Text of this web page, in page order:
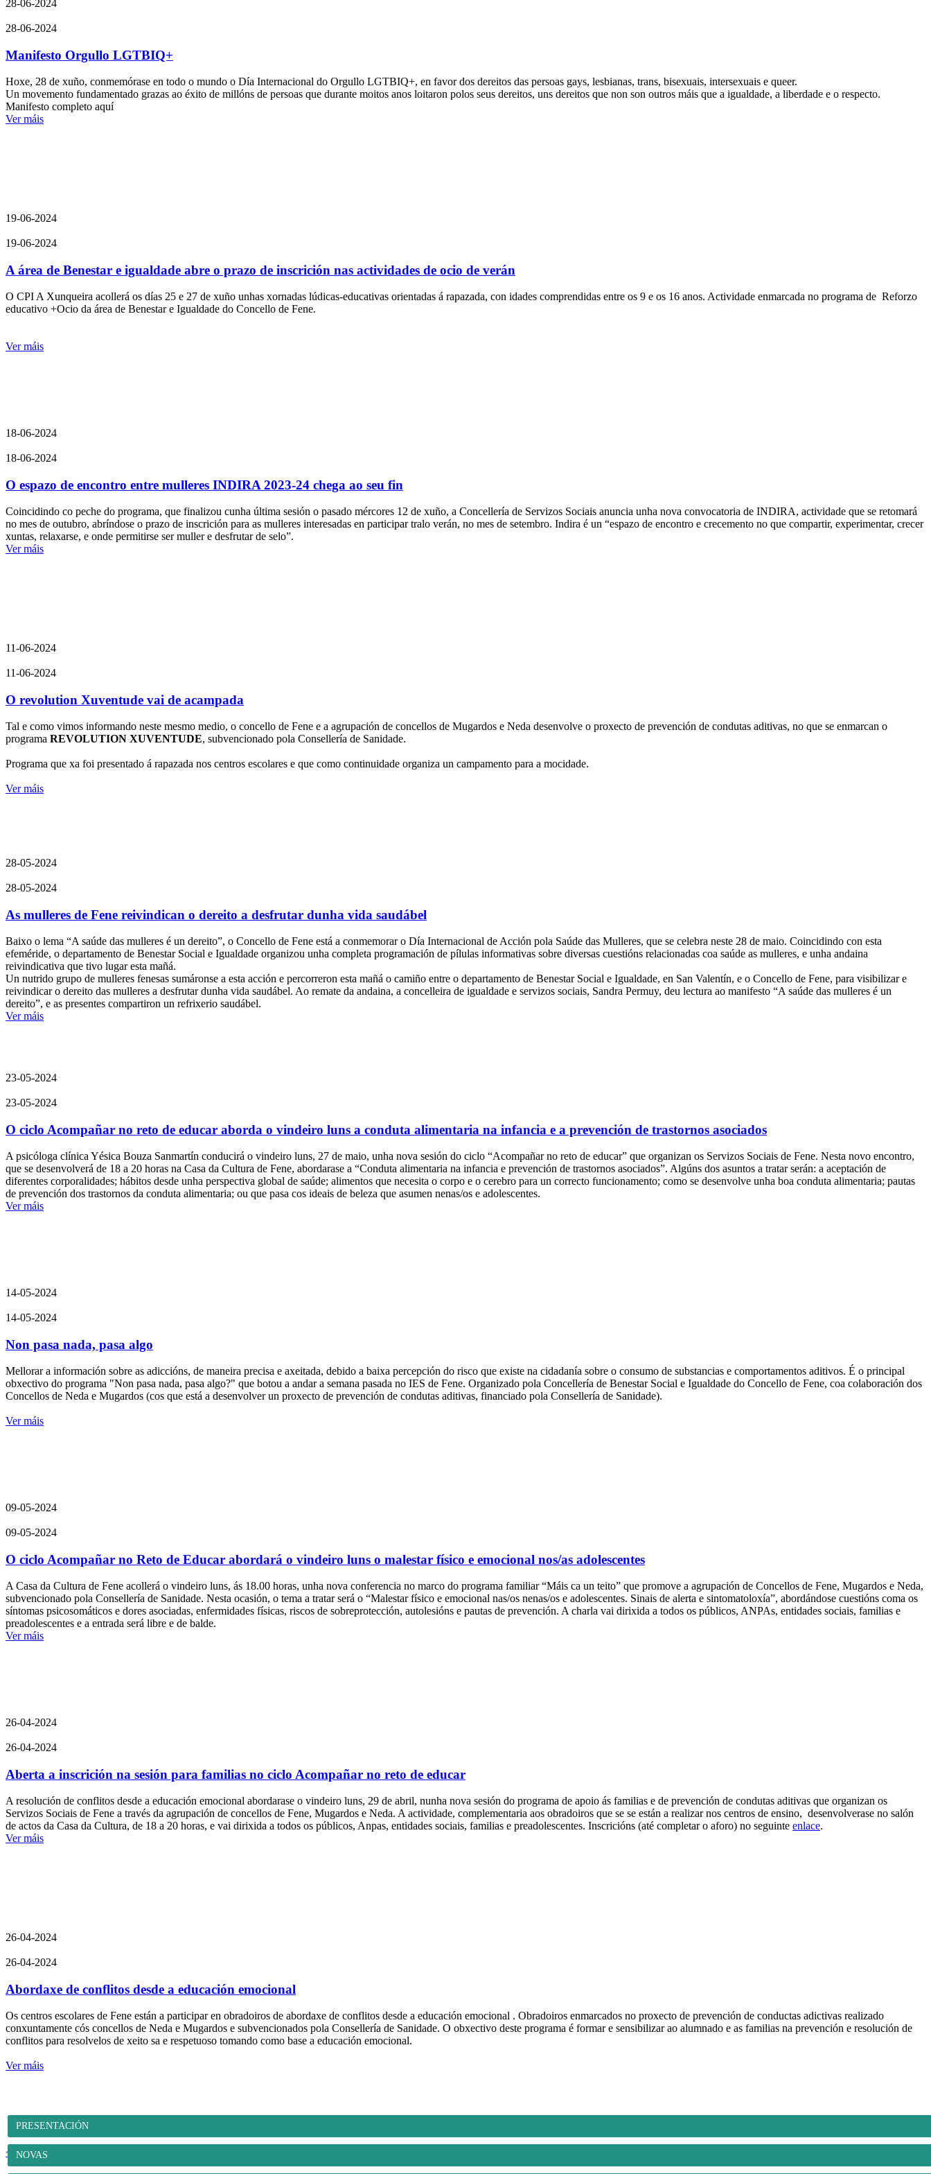
28-06-2024
28-06-2024
Manifesto Orgullo LGTBIQ+
Hoxe, 28 de xuño, conmemórase en todo o mundo o Día Internacional do Orgullo LGTBIQ+, en favor dos dereitos das persoas gays, lesbianas, trans, bisexuais, intersexuais e queer.
Un movemento fundamentado grazas ao éxito de millóns de persoas que durante moitos anos loitaron polos seus dereitos, uns dereitos que non son outros máis que a igualdade, a liberdade e o respecto.
Manifesto completo aquí
Ver máis
19-06-2024
19-06-2024
A área de Benestar e igualdade abre o prazo de inscrición nas actividades de ocio de verán
O CPI A Xunqueira acollerá os días 25 e 27 de xuño unhas xornadas lúdicas-educativas orientadas á rapazada, con idades comprendidas entre os 9 e os 16 anos. Actividade enmarcada no programa de Reforzo
educativo +Ocio da área de Benestar e Igualdade do Concello de Fene.
Ver máis
18-06-2024
18-06-2024
O espazo de encontro entre mulleres INDIRA 2023-24 chega ao seu fin
Coincidindo co peche do programa, que finalizou cunha última sesión o pasado mércores 12 de xuño, a Concellería de Servizos Sociais anuncia unha nova convocatoria de INDIRA, actividade que se retomará
no mes de outubro, abríndose o prazo de inscrición para as mulleres interesadas en participar tralo verán, no mes de setembro. Indira é un “espazo de encontro e crecemento no que compartir, experimentar, crecer
xuntas, relaxarse, e onde permitirse ser muller e desfrutar de selo”.
Ver máis
11-06-2024
11-06-2024
O revolution Xuventude vai de acampada
Tal e como vimos informando neste mesmo medio, o concello de Fene e a agrupación de concellos de Mugardos e Neda desenvolve o proxecto de prevención de condutas aditivas, no que se enmarcan o
programa REVOLUTION XUVENTUDE, subvencionado pola Consellería de Sanidade.
Programa que xa foi presentado á rapazada nos centros escolares e que como continuidade organiza un campamento para a mocidade.
Ver máis
28-05-2024
28-05-2024
As mulleres de Fene reivindican o dereito a desfrutar dunha vida saudábel
Baixo o lema “A saúde das mulleres é un dereito”, o Concello de Fene está a conmemorar o Día Internacional de Acción pola Saúde das Mulleres, que se celebra neste 28 de maio. Coincidindo con esta
efeméride, o departamento de Benestar Social e Igualdade organizou unha completa programación de pílulas informativas sobre diversas cuestións relacionadas coa saúde as mulleres, e unha andaina
reivindicativa que tivo lugar esta mañá.
Un nutrido grupo de mulleres fenesas sumáronse a esta acción e percorreron esta mañá o camiño entre o departamento de Benestar Social e Igualdade, en San Valentín, e o Concello de Fene, para visibilizar e
reivindicar o dereito das mulleres a desfrutar dunha vida saudábel. Ao remate da andaina, a concelleira de igualdade e servizos sociais, Sandra Permuy, deu lectura ao manifesto “A saúde das mulleres é un
dereito”, e as presentes compartiron un refrixerio saudábel.
Ver máis
23-05-2024
23-05-2024
O ciclo Acompañar no reto de educar aborda o vindeiro luns a conduta alimentaria na infancia e a prevención de trastornos asociados
A psicóloga clínica Yésica Bouza Sanmartín conducirá o vindeiro luns, 27 de maio, unha nova sesión do ciclo “Acompañar no reto de educar” que organizan os Servizos Sociais de Fene. Nesta novo encontro,
que se desenvolverá de 18 a 20 horas na Casa da Cultura de Fene, abordarase a “Conduta alimentaria na infancia e prevención de trastornos asociados”. Algúns dos asuntos a tratar serán: a aceptación de
diferentes corporalidades; hábitos desde unha perspectiva global de saúde; alimentos que necesita o corpo e o cerebro para un correcto funcionamento; como se desenvolve unha boa conduta alimentaria; pautas
de prevención dos trastornos da conduta alimentaria; ou que pasa cos ideais de beleza que asumen nenas/os e adolescentes.
Ver máis
14-05-2024
14-05-2024
Non pasa nada, pasa algo
Mellorar a información sobre as adiccións, de maneira precisa e axeitada, debido a baixa percepción do risco que existe na cidadanía sobre o consumo de substancias e comportamentos aditivos. É o principal
obxectivo do programa "Non pasa nada, pasa algo?" que botou a andar a semana pasada no IES de Fene. Organizado pola Concellería de Benestar Social e Igualdade do Concello de Fene, coa colaboración dos
Concellos de Neda e Mugardos (cos que está a desenvolver un proxecto de prevención de condutas aditivas, financiado pola Consellería de Sanidade).
Ver máis
09-05-2024
09-05-2024
O ciclo Acompañar no Reto de Educar abordará o vindeiro luns o malestar físico e emocional nos/as adolescentes
A Casa da Cultura de Fene acollerá o vindeiro luns, ás 18.00 horas, unha nova conferencia no marco do programa familiar “Máis ca un teito” que promove a agrupación de Concellos de Fene, Mugardos e Neda,
subvencionado pola Consellería de Sanidade. Nesta ocasión, o tema a tratar será o “Malestar físico e emocional nas/os nenas/os e adolescentes. Sinais de alerta e sintomatoloxía”, abordándose cuestións coma os
síntomas psicosomáticos e dores asociadas, enfermidades físicas, riscos de sobreprotección, autolesións e pautas de prevención. A charla vai dirixida a todos os públicos, ANPAs, entidades sociais, familias e
preadolescentes e a entrada será libre e de balde.
Ver máis
26-04-2024
26-04-2024
Aberta a inscrición na sesión para familias no ciclo Acompañar no reto de educar
A resolución de conflitos desde a educación emocional abordarase o vindeiro luns, 29 de abril, nunha nova sesión do programa de apoio ás familias e de prevención de condutas aditivas que organizan os
Servizos Sociais de Fene a través da agrupación de concellos de Fene, Mugardos e Neda. A actividade, complementaria aos obradoiros que se se están a realizar nos centros de ensino, desenvolverase no salón
de actos da Casa da Cultura, de 18 a 20 horas, e vai dirixida a todos os públicos, Anpas, entidades sociais, familias e preadolescentes. Inscricións (até completar o aforo) no seguinte enlace.
Ver máis
26-04-2024
26-04-2024
Abordaxe de conflitos desde a educación emocional
Os centros escolares de Fene están a participar en obradoiros de abordaxe de conflitos desde a educación emocional . Obradoiros enmarcados no proxecto de prevención de conductas adictivas realizado
conxuntamente cós concellos de Neda e Mugardos e subvencionados pola Consellería de Sanidade. O obxectivo deste programa é formar e sensibilizar ao alumnado e as familias na prevención e resolución de
conflitos para resolvelos de xeito sa e respetuoso tomando como base a educación emocional.
Ver máis
<< 1 2 ...4
PRESENTACIÓN
NOVAS